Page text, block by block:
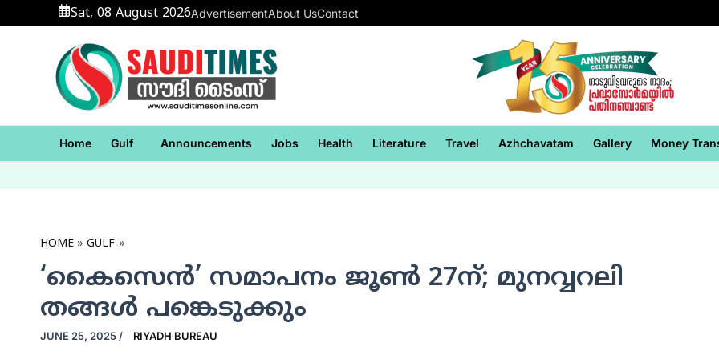
to
Sat, 08 August 2026AdvertisementAbout UsContact
Home Gulf Announcements Jobs Health Literature Travel Azhchavatam Gallery Money
HOME GULF
‘കൈസെന്‍’ സമാപനം ജൂണ്‍ 27ന്; മുനവ്വറലി
തങ്ങള്‍ പങ്കെടുക്കും
JUNE 25, 2025 / RIYADH BUREAU